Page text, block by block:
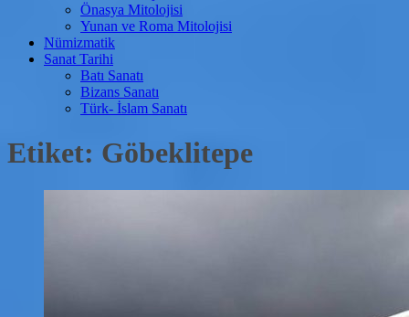
Önasya Mitolojisi
Yunan ve Roma Mitolojisi
Nümizmatik
Sanat Tarihi
Batı Sanatı
Bizans Sanatı
Türk- İslam Sanatı
Etiket: Göbeklitepe